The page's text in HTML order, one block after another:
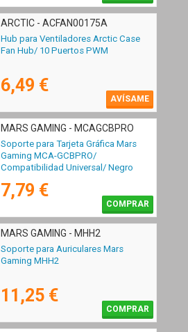
ARCTIC - ACFAN00175A
Hub para Ventiladores Arctic Case
Fan Hub/ 10 Puertos PWM
6,49 €
AVÍSAME
MARS GAMING - MCAGCBPRO
Soporte para Tarjeta Gráfica Mars
Gaming MCA-GCBPRO/
Compatibilidad Universal/ Negro
7,79 €
COMPRAR
MARS GAMING - MHH2
Soporte para Auriculares Mars
Gaming MHH2
11,25 €
COMPRAR